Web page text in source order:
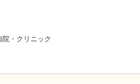
院・クリニック